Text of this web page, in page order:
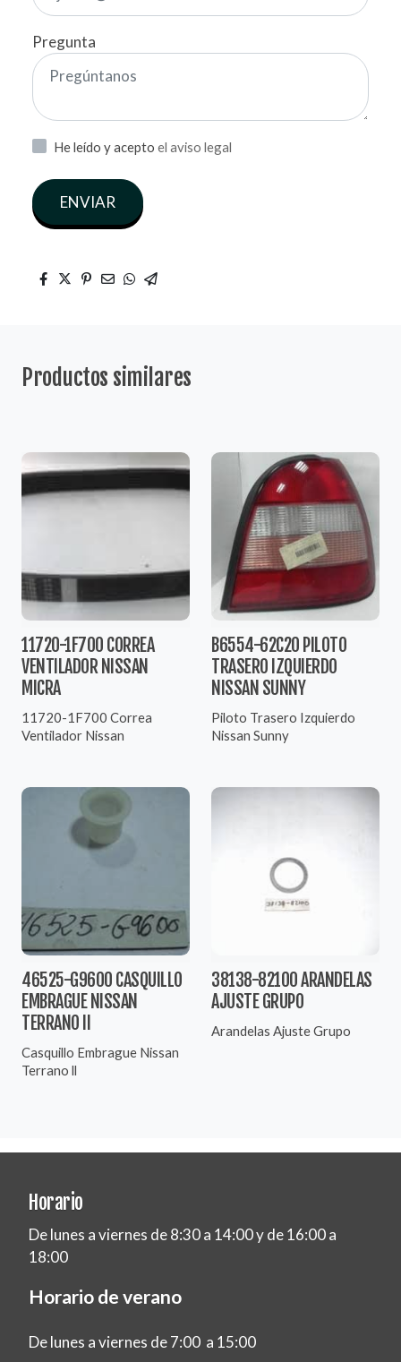
Pregunta
He leído y acepto el aviso legal
ENVIAR
Productos similares
11720-1F700 CORREA
VENTILADOR NISSAN
MICRA
11720-1F700 Correa
Ventilador Nissan
B6554-62C20 PILOTO
TRASERO IZQUIERDO
NISSAN SUNNY
Piloto Trasero Izquierdo
Nissan Sunny
46525-G9600 CASQUILLO
EMBRAGUE NISSAN
TERRANO II
Casquillo Embrague Nissan
Terrano ll
38138-82100 ARANDELAS
AJUSTE GRUPO
Arandelas Ajuste Grupo
Horario
De lunes a viernes de 8:30 a 14:00 y de 16:00 a
18:00
Horario de verano
De lunes a viernes de 7:00 a 15:00